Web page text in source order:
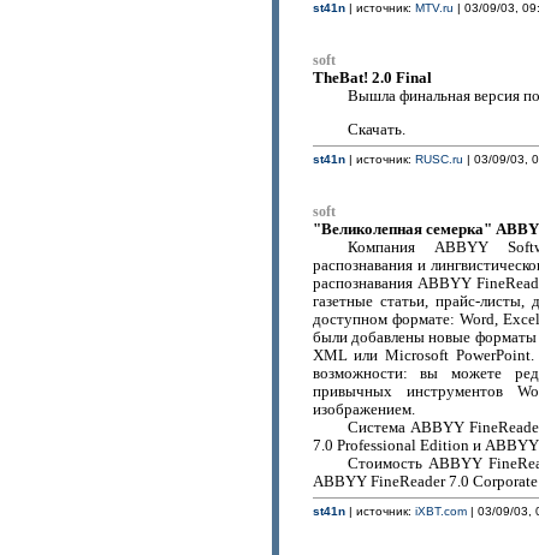
st41n| источник: MTV.ru | 03/09/03,
soft
TheBat! 2.0 Final
Вышла финальная версия
Скачать.
st41n| источник: RUSC.ru | 03/09/03,
soft
"Великолепная семерка"
Компания ABBYY
распознавания и
распознавания ABBYY
газетные статьи, прайс-
доступном формате: Word,
были добавлены новые
XML или Microsoft
возможности: вы можете
привычных инструментов
изображением.
Система ABBYY
7.0 Professional Edition и
Стоимость ABBYY
ABBYY FineReader 7.0
st41n| источник: iXBT.com| 03/09/03,